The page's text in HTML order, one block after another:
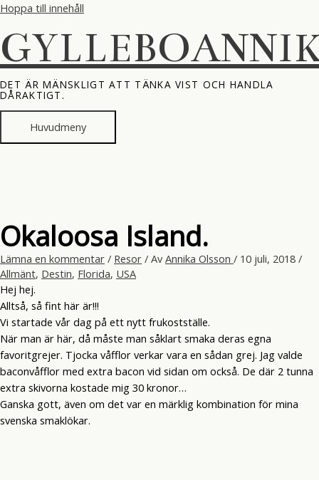
Hoppa till innehåll
DET ÄR MÄNSKLIGT ATT TÄNKA VIST OCH HANDLA
DÅRAKTIGT.
Huvudmeny
Okaloosa Island.
Lämna en kommentar / Resor / Av Annika Olsson / 10 juli, 2018 /
Allmänt, Destin, Florida, USA
Hej hej.
Alltså, så fint här är!!!
Vi startade vår dag på ett nytt frukostställe.
När man är här, då måste man såklart smaka deras egna
favoritgrejer. Tjocka våfflor verkar vara en sådan grej. Jag valde
baconvåfflor med extra bacon vid sidan om också. De där 2 tunna
extra skivorna kostade mig 30 kronor…
Ganska gott, även om det var en märklig kombination för mina
svenska smaklökar.